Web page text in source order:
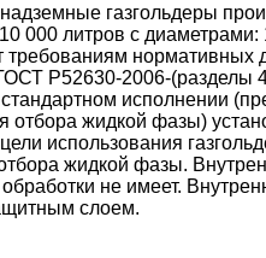
газгольдеры
000 литров с диаметрами:
требованиям нормативных
Р52630-2006-(разделы
исполнении
отбора жидкой фазы)
использования
жидкой фазы.
не имеет.
слоем.